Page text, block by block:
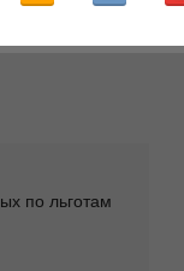
по льготам